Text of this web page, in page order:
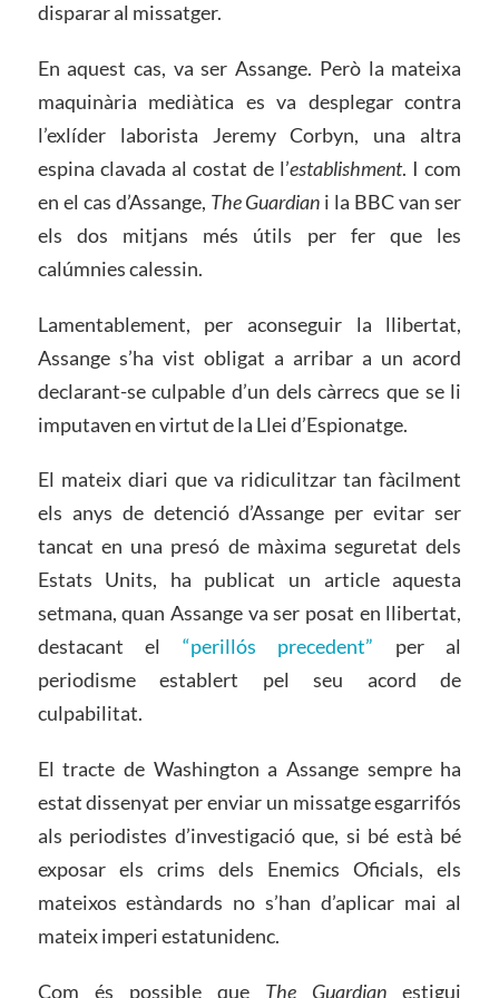
disparar al missatger.
En aquest cas, va ser Assange. Però la mateixa
maquinària mediàtica es va desplegar contra
l’exlíder laborista Jeremy Corbyn, una altra
espina clavada al costat de l’establishment. I com
en el cas d’Assange, The Guardian i la BBC van ser
els dos mitjans més útils per fer que les
calúmnies calessin.
Lamentablement, per aconseguir la llibertat,
Assange s’ha vist obligat a arribar a un acord
declarant-se culpable d’un dels càrrecs que se li
imputaven en virtut de la Llei d’Espionatge.
El mateix diari que va ridiculitzar tan fàcilment
els anys de detenció d’Assange per evitar ser
tancat en una presó de màxima seguretat dels
Estats Units, ha publicat un article aquesta
setmana, quan Assange va ser posat en llibertat,
destacant el “perillós precedent” per al
periodisme establert pel seu acord de
culpabilitat.
El tracte de Washington a Assange sempre ha
estat dissenyat per enviar un missatge esgarrifós
als periodistes d’investigació que, si bé està bé
exposar els crims dels Enemics Oficials, els
mateixos estàndards no s’han d’aplicar mai al
mateix imperi estatunidenc.
Com és possible que The Guardian estigui